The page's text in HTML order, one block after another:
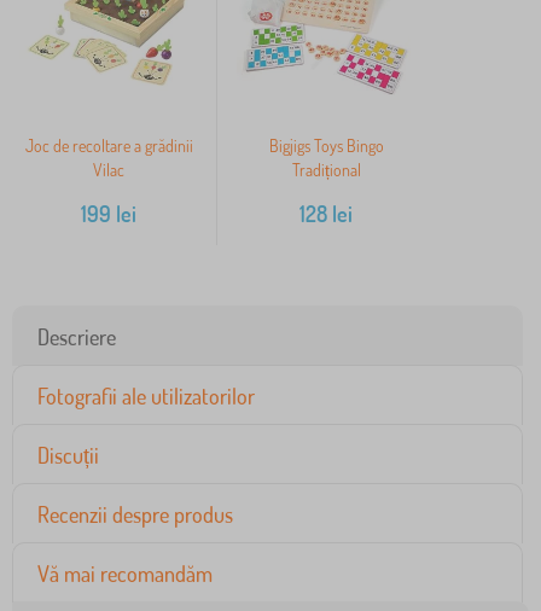
Joc de recoltare a grădinii
Vilac
199 lei
Bigjigs Toys Bingo
Tradițional
128 lei
Descriere
Fotografii ale utilizatorilor
Discuții
Recenzii despre produs
Vă mai recomandăm